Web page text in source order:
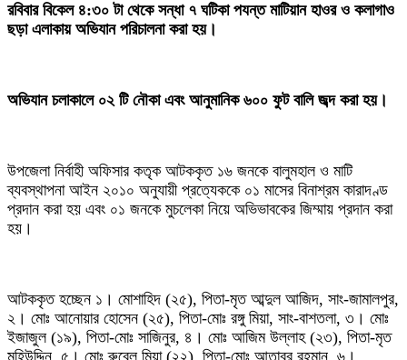
‎রবিবার বিকেল ৪:৩০ টা থেকে সন্ধা ৭ ঘটিকা পযন্ত মাটিয়ান হাওর ও কলাগাও
ছড়া এলাকায় অভিযান পরিচালনা করা হয়।
‎অভিযান চলাকালে ০২ টি নৌকা এবং আনুমানিক ৬০০ ফুট বালি জব্দ করা হয়।
‎উপজেলা নির্বাহী অফিসার কতৃক আটককৃত ১৬ জনকে বালুমহাল ও মাটি
ব্যবস্থাপনা আইন ২০১০ অনুযায়ী প্রত্যেককে ০১ মাসের বিনাশ্রম কারাদণ্ড
প্রদান করা হয় এবং ০১ জনকে মুচলেকা নিয়ে অভিভাবকের জিম্মায় প্রদান করা
হয়।
‎আটককৃত হচ্ছেন ১। মোশাহিদ (২৫), পিতা-মৃত আব্দুল আজিদ, সাং-জামালপুর,
২। মোঃ আনোয়ার হোসেন (২৫), পিতা-মোঃ রঙ্গু মিয়া, সাং-বাশতলা, ৩। মোঃ
ইজাজুল (১৯), পিতা-মোঃ সাজিনুর, ৪। মোঃ আজিম উল্লাহ (২৩), পিতা-মৃত
মহিউদ্দিন, ৫। মোঃ রুবেল মিয়া (২২), পিতা-মোঃ আতাবুর রহমান, ৬।